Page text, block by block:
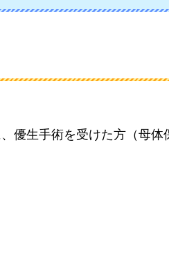
優生手術を受けた方（母体